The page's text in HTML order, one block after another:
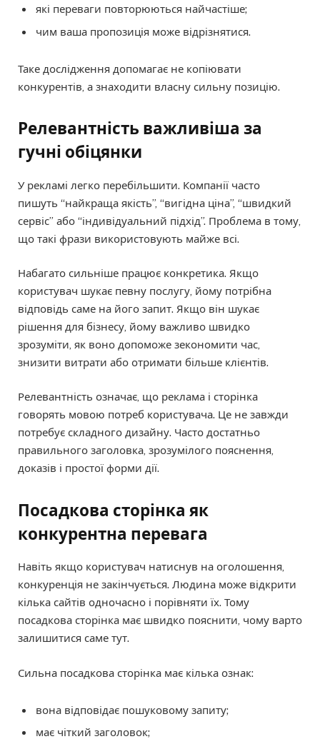
які переваги повторюються найчастіше;
чим ваша пропозиція може відрізнятися.
Таке дослідження допомагає не копіювати
конкурентів, а знаходити власну сильну позицію.
Релевантність важливіша за
гучні обіцянки
У рекламі легко перебільшити. Компанії часто
пишуть “найкраща якість”, “вигідна ціна”, “швидкий
сервіс” або “індивідуальний підхід”. Проблема в тому,
що такі фрази використовують майже всі.
Набагато сильніше працює конкретика. Якщо
користувач шукає певну послугу, йому потрібна
відповідь саме на його запит. Якщо він шукає
рішення для бізнесу, йому важливо швидко
зрозуміти, як воно допоможе зекономити час,
знизити витрати або отримати більше клієнтів.
Релевантність означає, що реклама і сторінка
говорять мовою потреб користувача. Це не завжди
потребує складного дизайну. Часто достатньо
правильного заголовка, зрозумілого пояснення,
доказів і простої форми дії.
Посадкова сторінка як
конкурентна перевага
Навіть якщо користувач натиснув на оголошення,
конкуренція не закінчується. Людина може відкрити
кілька сайтів одночасно і порівняти їх. Тому
посадкова сторінка має швидко пояснити, чому варто
залишитися саме тут.
Сильна посадкова сторінка має кілька ознак:
вона відповідає пошуковому запиту;
має чіткий заголовок;